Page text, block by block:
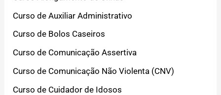
Curso de Auxiliar Administrativo
Curso de Bolos Caseiros
Curso de Comunicação Assertiva
Curso de Comunicação Não Violenta (CNV)
Curso de Cuidador de Idosos